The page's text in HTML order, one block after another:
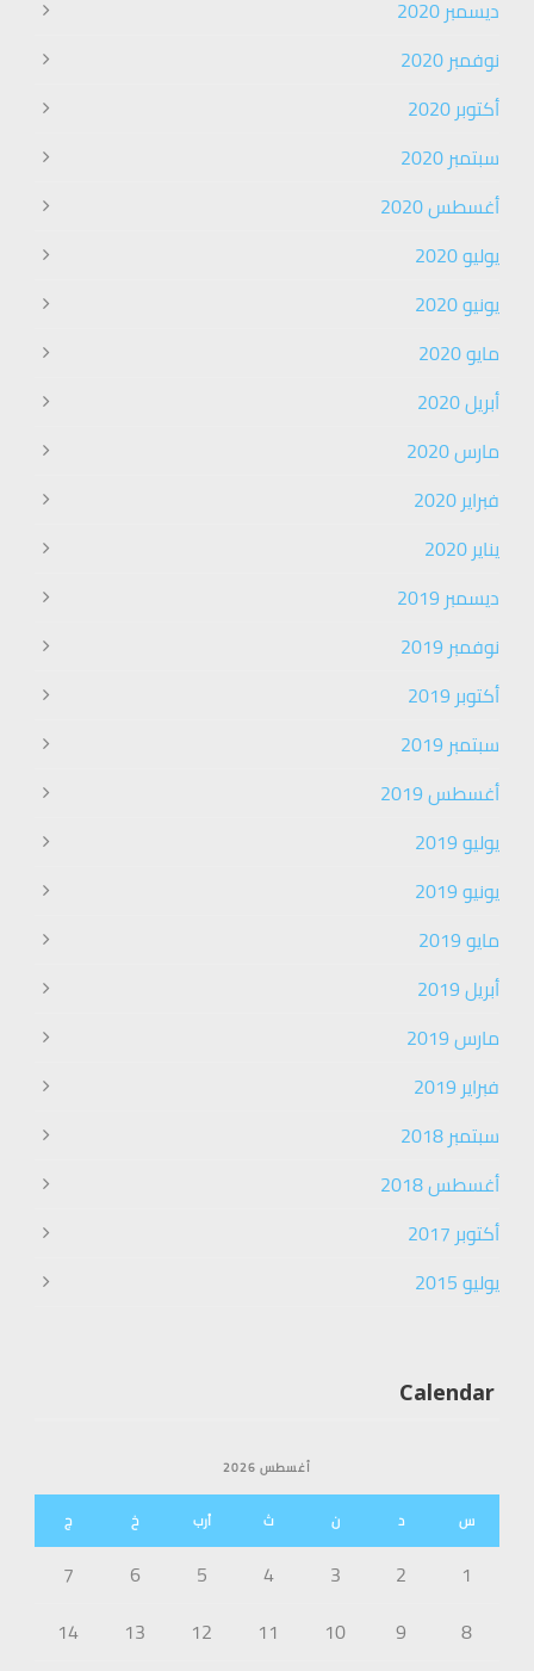
ديسمبر 2020
نوفمبر 2020
أكتوبر 2020
سبتمبر 2020
أغسطس 2020
يوليو 2020
يونيو 2020
مايو 2020
أبريل 2020
مارس 2020
فبراير 2020
يناير 2020
ديسمبر 2019
نوفمبر 2019
أكتوبر 2019
سبتمبر 2019
أغسطس 2019
يوليو 2019
يونيو 2019
مايو 2019
أبريل 2019
مارس 2019
فبراير 2019
سبتمبر 2018
أغسطس 2018
أكتوبر 2017
يوليو 2015
Calendar
أغسطس 2026
س د ن ث أرب خ ج
1
2
3
4
5
6
7
8
9
10
11
12
13
14